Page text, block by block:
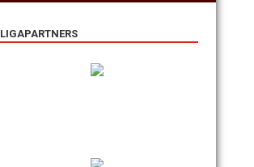
LIGAPARTNERS